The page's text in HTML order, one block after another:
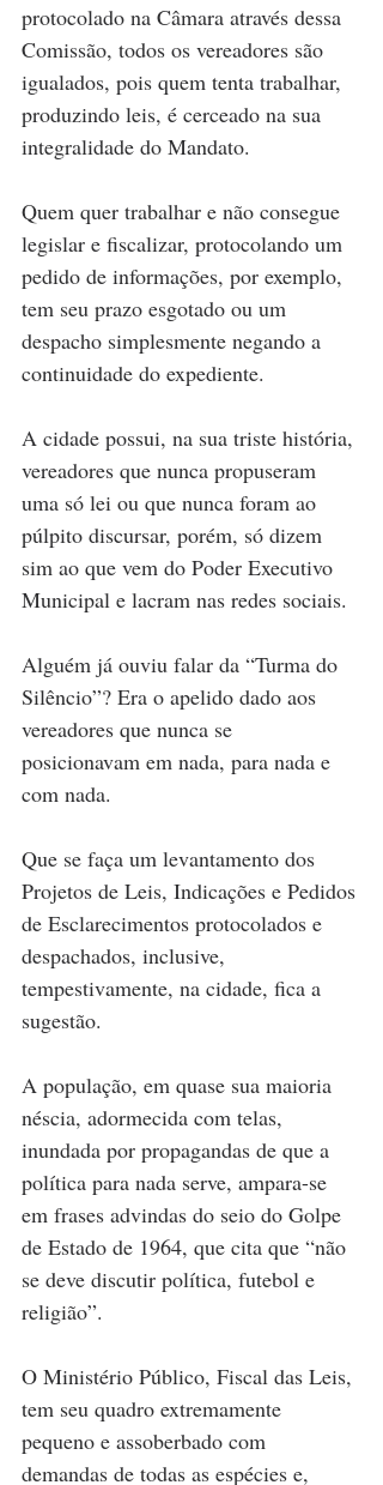
protocolado na Câmara através dessa
Comissão, todos os vereadores são
igualados, pois quem tenta trabalhar,
produzindo leis, é cerceado na sua
integralidade do Mandato.
Quem quer trabalhar e não consegue
legislar e fiscalizar, protocolando um
pedido de informações, por exemplo,
tem seu prazo esgotado ou um
despacho simplesmente negando a
continuidade do expediente.
A cidade possui, na sua triste história,
vereadores que nunca propuseram
uma só lei ou que nunca foram ao
púlpito discursar, porém, só dizem
sim ao que vem do Poder Executivo
Municipal e lacram nas redes sociais.
Alguém já ouviu falar da “Turma do
Silêncio”? Era o apelido dado aos
vereadores que nunca se
posicionavam em nada, para nada e
com nada.
Que se faça um levantamento dos
Projetos de Leis, Indicações e Pedidos
de Esclarecimentos protocolados e
despachados, inclusive,
tempestivamente, na cidade, fica a
sugestão.
A população, em quase sua maioria
néscia, adormecida com telas,
inundada por propagandas de que a
política para nada serve, ampara-se
em frases advindas do seio do Golpe
de Estado de 1964, que cita que “não
se deve discutir política, futebol e
religião”.
O Ministério Público, Fiscal das Leis,
tem seu quadro extremamente
pequeno e assoberbado com
demandas de todas as espécies e,